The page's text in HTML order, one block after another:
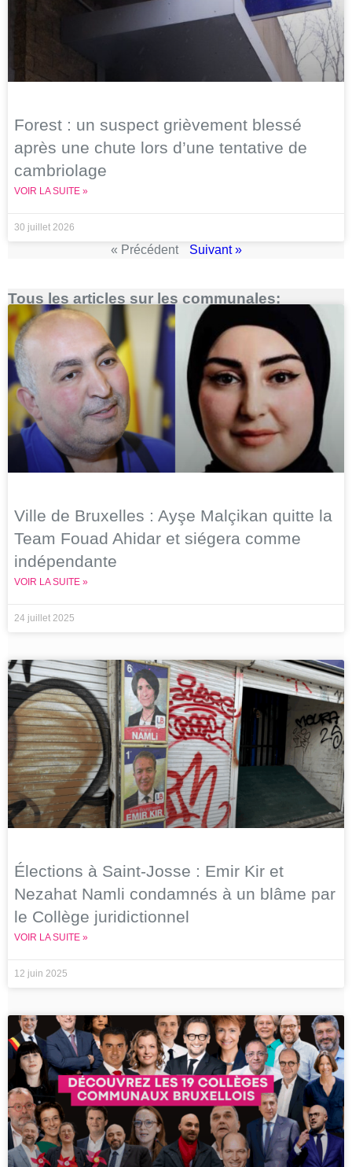
Forest : un suspect grièvement blessé
après une chute lors d’une tentative de
cambriolage
VOIR LA SUITE »
30 juillet 2026
« Précédent Suivant »
Tous les articles sur les communales:
Ville de Bruxelles : Ayşe Malçikan quitte la
Team Fouad Ahidar et siégera comme
indépendante
VOIR LA SUITE »
24 juillet 2025
Élections à Saint-Josse : Emir Kir et
Nezahat Namli condamnés à un blâme par
le Collège juridictionnel
VOIR LA SUITE »
12 juin 2025